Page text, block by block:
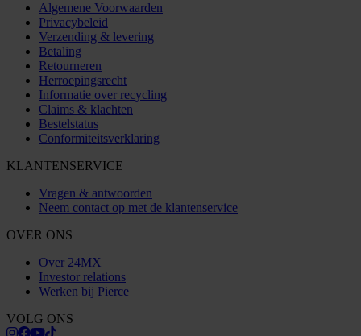
Algemene Voorwaarden
Privacybeleid
Verzending & levering
Betaling
Retourneren
Herroepingsrecht
Informatie over recycling
Claims & klachten
Bestelstatus
Conformiteitsverklaring
KLANTENSERVICE
Vragen & antwoorden
Neem contact op met de klantenservice
OVER ONS
Over 24MX
Investor relations
Werken bij Pierce
VOLG ONS